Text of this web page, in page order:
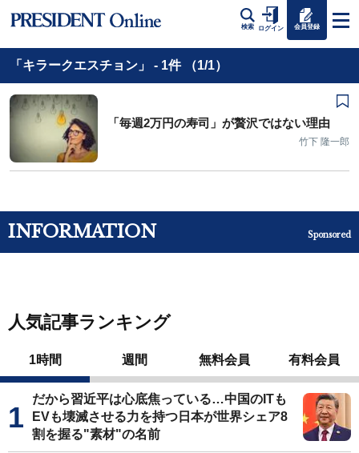
検索 ログイン 会員登録
「キラークエスチョン」 - 1件 （1/1）
「毎週2万円の寿司」が贅沢ではない理由
竹下 隆一郎
INFORMATION Sponsored
人気記事ランキング
1時間 週間 無料会員 有料会員
だから習近平は心底焦っている…中国のITも
EVも壊滅させる力を持つ日本が世界シェア8
割を握る"素材"の名前